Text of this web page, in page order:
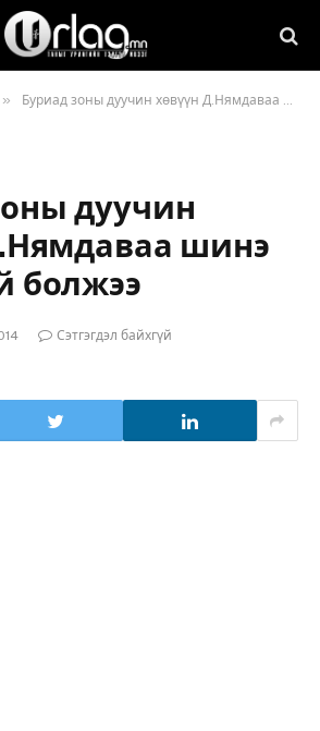
» Буриад зоны дуучин хөвүүн Д.Нямдаваа шинэ цомогтой болжээ
дуучин
шинэ
болжээ
Сэтгэгдэл байхгүй